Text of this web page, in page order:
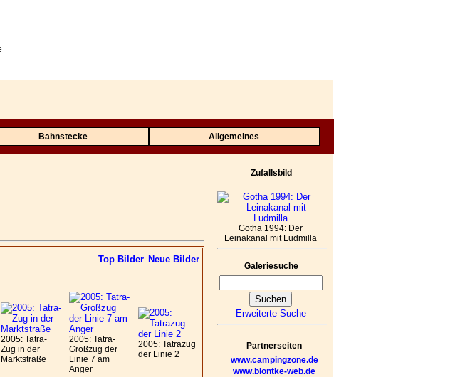
Bahnstecke Allgemeines
Top Bilder Neue Bilder
2005: Tatra-
Zug in der
Marktstraße
2005: Tatra-
Großzug der
Linie 7 am
Anger
2005: Tatrazug
der Linie 2
Zufallsbild
Gotha 1994: Der
Leinakanal mit Ludmilla
Galeriesuche
Erweiterte Suche
Partnerseiten
www.campingzone.de
www.blontke-web.de